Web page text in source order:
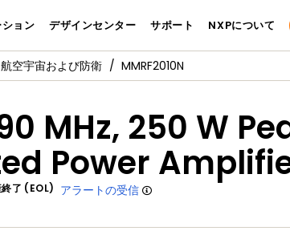
ョン デザインセンター サポート NXPについて
航空宇宙および防衛 MMRF2010N
MHz, 250 W
Power
了 (EOL) アラートの受信